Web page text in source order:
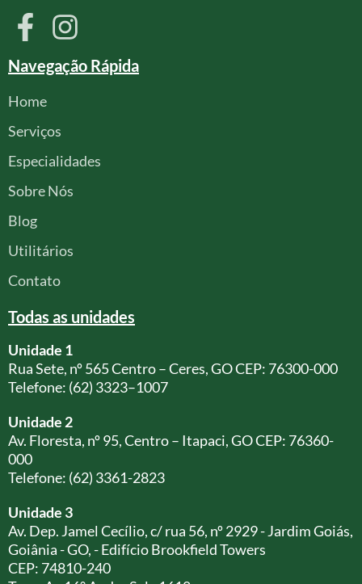
Navegação Rápida
Home
Serviços
Especialidades
Sobre Nós
Blog
Utilitários
Contato
Todas as unidades
Unidade 1
Rua Sete, nº 565 Centro – Ceres, GO CEP: 76300-000
Telefone: (62) 3323–1007
Unidade 2
Av. Floresta, nº 95, Centro – Itapaci, GO CEP: 76360-
000
Telefone: (62) 3361-2823
Unidade 3
Av. Dep. Jamel Cecílio, c/ rua 56, nº 2929 - Jardim Goiás,
Goiânia - GO, - Edifício Brookfield Towers
CEP: 74810-240